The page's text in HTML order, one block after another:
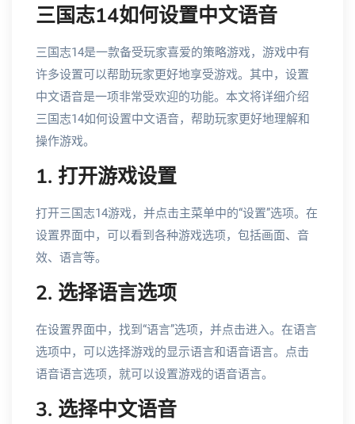
三国志14如何设置中文语音
三国志14是一款备受玩家喜爱的策略游戏，游戏中有
许多设置可以帮助玩家更好地享受游戏。其中，设置
中文语音是一项非常受欢迎的功能。本文将详细介绍
三国志14如何设置中文语音，帮助玩家更好地理解和
操作游戏。
1. 打开游戏设置
打开三国志14游戏，并点击主菜单中的“设置”选项。在
设置界面中，可以看到各种游戏选项，包括画面、音
效、语言等。
2. 选择语言选项
在设置界面中，找到“语言”选项，并点击进入。在语言
选项中，可以选择游戏的显示语言和语音语言。点击
语音语言选项，就可以设置游戏的语音语言。
3. 选择中文语音